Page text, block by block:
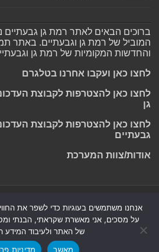
ברוכים הבאים לאתר רמת גן גבעתיים
המוביל של רמת גן וגבעתיים. באתר
והחדשות המקומיות של רמת גן
לחצו כאן ועקבו אחרנו בטלגרם
לחצו כאן להצטרפות לקבוצת
גן
לחצו כאן להצטרפות לקבוצת
גבעתיים
אודות/צוות המערכת
© כל הזכויות שמורות 2026, רמת גן גבעתיים ניוז.
|חדשות רמת גן-
אנחנו משתמשים בעוגיות כדי לשפר את
על מסכים, אני מאשרת שקראתי, הבנתי
של האתר ולעיבוד המידע
מאשר
מדיניות